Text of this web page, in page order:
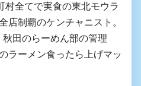
村全てで実食の東北モウラ
店制覇のケンチャニスト。
田のらーめん部の管理
ラーメン食ったら上げマッ